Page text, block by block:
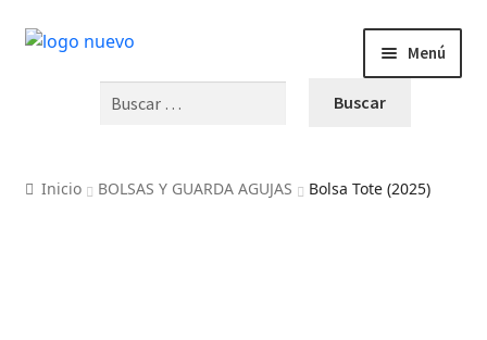
Menú
Buscar:
Inicio BOLSAS Y GUARDA AGUJAS Bolsa Tote (2025)